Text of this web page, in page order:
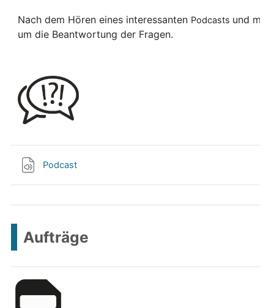
Nach dem Hören eines interessanten Podcasts und
um die Beantwortung der Fragen.
Podcast
Aufträge